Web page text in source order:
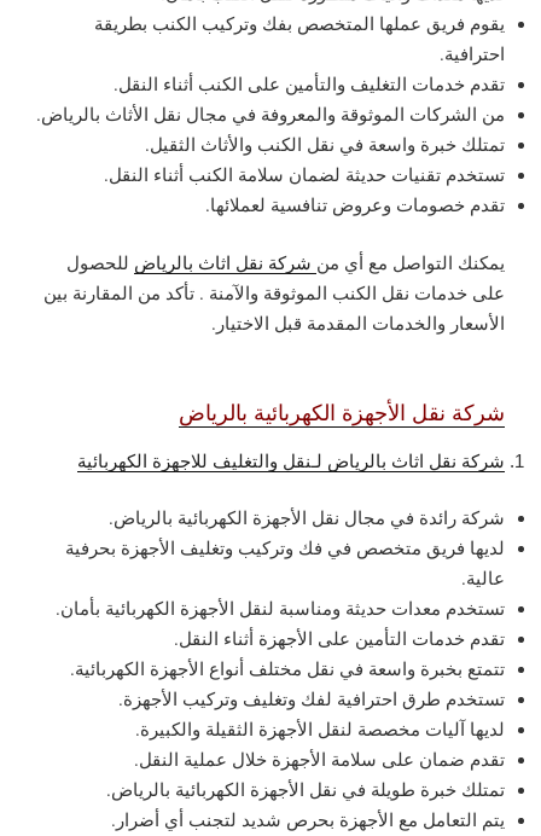
يقوم فريق عملها المتخصص بفك وتركيب الكنب بطريقة
احترافية.
تقدم خدمات التغليف والتأمين على الكنب أثناء النقل.
من الشركات الموثوقة والمعروفة في مجال نقل الأثاث بالرياض.
تمتلك خبرة واسعة في نقل الكنب والأثاث الثقيل.
تستخدم تقنيات حديثة لضمان سلامة الكنب أثناء النقل.
تقدم خصومات وعروض تنافسية لعملائها.
يمكنك التواصل مع أي من شركة نقل اثاث بالرياض للحصول
على خدمات نقل الكنب الموثوقة والآمنة . تأكد من المقارنة بين
الأسعار والخدمات المقدمة قبل الاختيار.
شركة نقل الأجهزة الكهربائية بالرياض
شركة نقل اثاث بالرياض لـنقل والتغليف للاجهزة الكهربائية
شركة رائدة في مجال نقل الأجهزة الكهربائية بالرياض.
لديها فريق متخصص في فك وتركيب وتغليف الأجهزة بحرفية
عالية.
تستخدم معدات حديثة ومناسبة لنقل الأجهزة الكهربائية بأمان.
تقدم خدمات التأمين على الأجهزة أثناء النقل.
تتمتع بخبرة واسعة في نقل مختلف أنواع الأجهزة الكهربائية.
تستخدم طرق احترافية لفك وتغليف وتركيب الأجهزة.
لديها آليات مخصصة لنقل الأجهزة الثقيلة والكبيرة.
تقدم ضمان على سلامة الأجهزة خلال عملية النقل.
تمتلك خبرة طويلة في نقل الأجهزة الكهربائية بالرياض.
يتم التعامل مع الأجهزة بحرص شديد لتجنب أي أضرار.